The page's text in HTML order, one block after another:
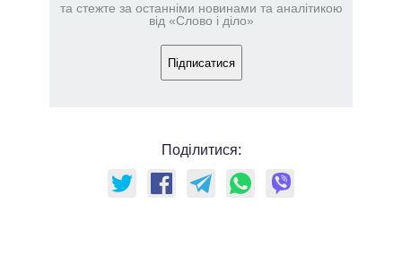
та стежте за останніми новинами та аналітикою
від «Слово і діло»
Підписатися
Поділитися: